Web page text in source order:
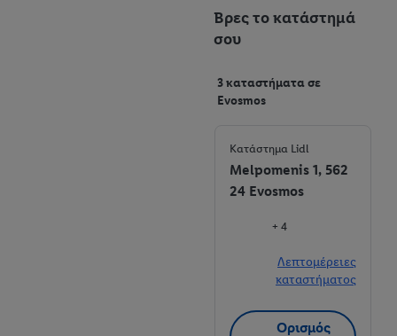
Βρες το κατάστημά
σου
3 καταστήματα σε
Evosmos
Κατάστημα Lidl
Melpomenis 1, 562
24 Evosmos
+ 4
Λεπτομέρειες
καταστήματος
Ορισμός